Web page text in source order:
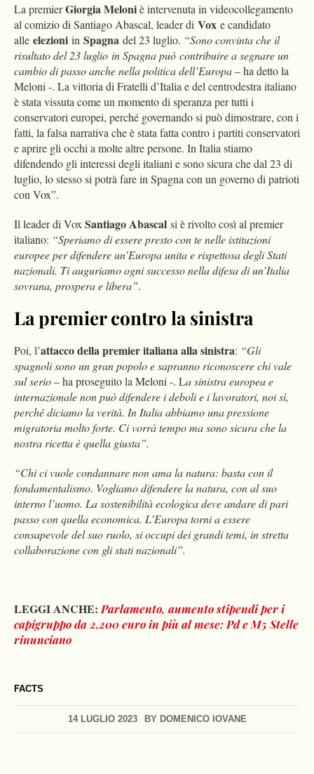
FACTS
14 LUGLIO 2023 BY DOMENICO IOVANE
La premierGiorgia Meloniè intervenuta in videocollegamento
al comizio di Santiago Abascal, leader di Vox e candidato
alle elezioni in Spagna del 23 luglio. “Sono convinta che il
risultato del 23 luglio in Spagna può contribuire a segnare un
cambio di passo anche nella politica dell’Europa– ha detto la
Meloni -. La vittoria di Fratelli d’Italia e del centrodestra italiano
è stata vissuta come un momento di speranza per tutti i
conservatori europei, perché governando si può dimostrare, con i
fatti, la falsa narrativa che è stata fatta contro i partiti conservatori
e aprire gli occhi a molte altre persone. In Italia stiamo
difendendo gli interessi degli italiani e sono sicura che dal 23 di
luglio, lo stesso si potrà fare in Spagna con un governo di patrioti
con Vox”.
Il leader di VoxSantiago Abascal si è rivolto così al premier
italiano: “Speriamo di essere presto con te nelle istituzioni
europee per difendere un’Europa unita e rispettosa degli Stati
nazionali. Ti auguriamo ogni successo nella difesa di un’Italia
sovrana, prospera e libera”.
La premier contro la sinistra
Poi, l’attacco della premier italiana alla sinistra: “Gli
spagnoli sono un gran popolo e sapranno riconoscere chi vale
sul serio– ha proseguito la Meloni -. La sinistra europea e
internazionale non può difendere i deboli e i lavoratori, noi sì,
perché diciamo la verità. In Italia abbiamo una pressione
migratoria molto forte. Ci vorrà tempo ma sono sicura che la
nostra ricetta è quella giusta”.
“Chi ci vuole condannare non ama la natura: basta con il
fondamentalismo. Vogliamo difendere la natura, con al suo
interno l’uomo. La sostenibilità ecologica deve andare di pari
passo con quella economica. L’Europa torni a essere
consapevole del suo ruolo, si occupi dei grandi temi, in stretta
collaborazione con gli stati nazionali”.
LEGGI ANCHE: Parlamento, aumento stipendi per i
capigruppo da 2.200 euro in più al mese: Pd e M5 Stelle
rinunciano